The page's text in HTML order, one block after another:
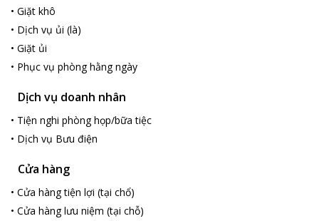
• Giặt khô
• Dịch vụ ủi (là)
• Giặt ủi
• Phục vụ phòng hằng ngày
Dịch vụ doanh nhân
• Tiện nghi phòng họp/bữa tiệc
• Dịch vụ Bưu điện
Cửa hàng
• Cửa hàng tiện lợi (tại chổ)
• Cửa hàng lưu niệm (tại chỗ)